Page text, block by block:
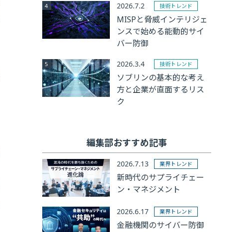
編集部おすすめ記事
2026.7.13 業界トレンド
新時代のサプライチェー
ン・マネジメント
2026.6.17 業界トレンド
金融機関のサイバー防御
2026.7.2 技術トレンド
MISPと脅威インテリジェ
ンスで始める能動的サイ
バー防御
2026.3.4 技術トレンド
ソブリンの基本的な考え
方と企業が直面するリス
ク